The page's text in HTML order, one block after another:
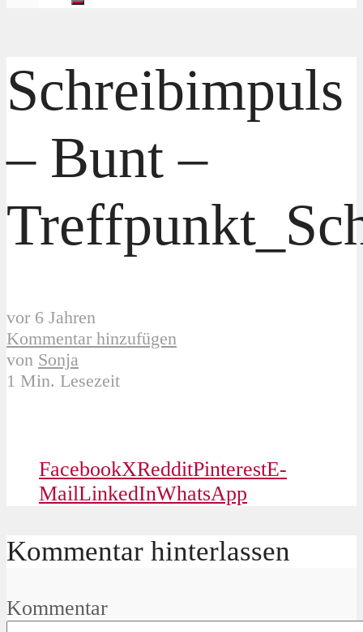
Schreibimpuls
– Bunt –
vor 6 Jahren
Kommentar hinzufügen
von Sonja
1 Min. Lesezeit
FacebookXRedditPinterestE-
MailLinkedInWhatsApp
Kommentar hinterlassen
Kommentar